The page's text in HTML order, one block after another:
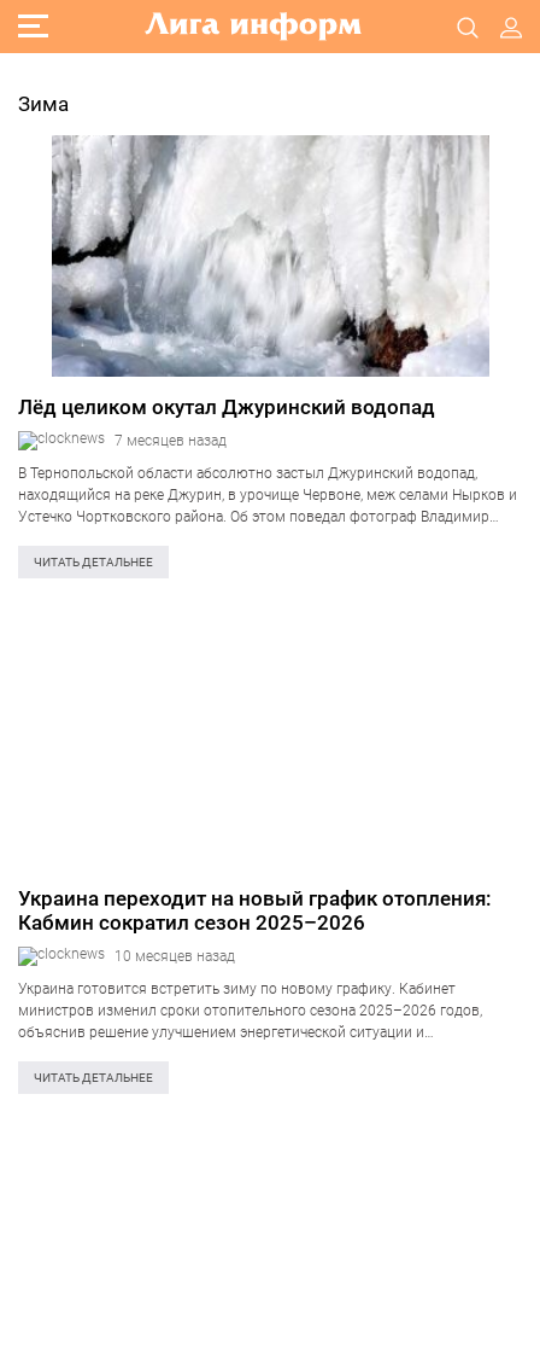
Зима
Лёд целиком окутал Джуринский водопад
7 месяцев назад
В Тернопольской области абсолютно застыл Джуринский водопад,
находящийся на реке Джурин, в урочище Червоне, меж селами Нырков и
Устечко Чортковского района. Об этом поведал фотограф Владимир
значительный и заслуженно признан самым высоким равнинным…
ЧИТАТЬ ДЕТАЛЬНЕЕ
Украина переходит на новый график отопления:
Кабмин сократил сезон 2025–2026
10 месяцев назад
Украина готовится встретить зиму по новому графику. Кабинет
министров изменил сроки отопительного сезона 2025–2026 годов,
объяснив решение улучшением энергетической ситуации и
отопление в жилых домах включат позже и выключат раньше, чем
ЧИТАТЬ ДЕТАЛЬНЕЕ